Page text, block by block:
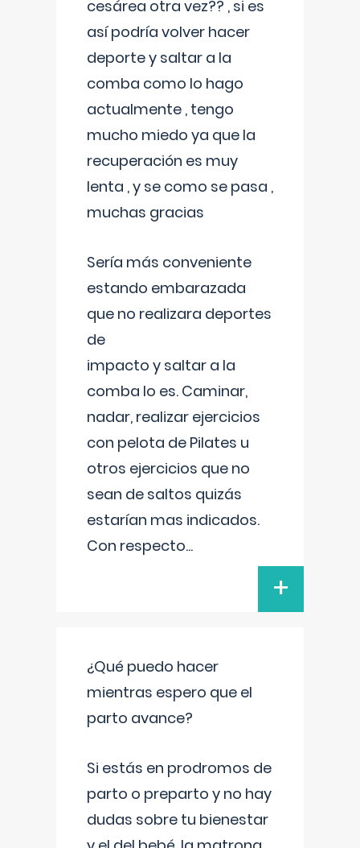
cesárea otra vez?? , si es
así podría volver hacer
deporte y saltar a la
comba como lo hago
actualmente , tengo
mucho miedo ya que la
recuperación es muy
lenta , y se como se pasa ,
muchas gracias
Sería más conveniente
estando embarazada
que no realizara deportes
de
impacto y saltar a la
comba lo es. Caminar,
nadar, realizar ejercicios
con pelota de Pilates u
otros ejercicios que no
sean de saltos quizás
estarían mas indicados.
Con respecto...
+
¿Qué puedo hacer
mientras espero que el
parto avance?
Si estás en prodromos de
parto o preparto y no hay
dudas sobre tu bienestar